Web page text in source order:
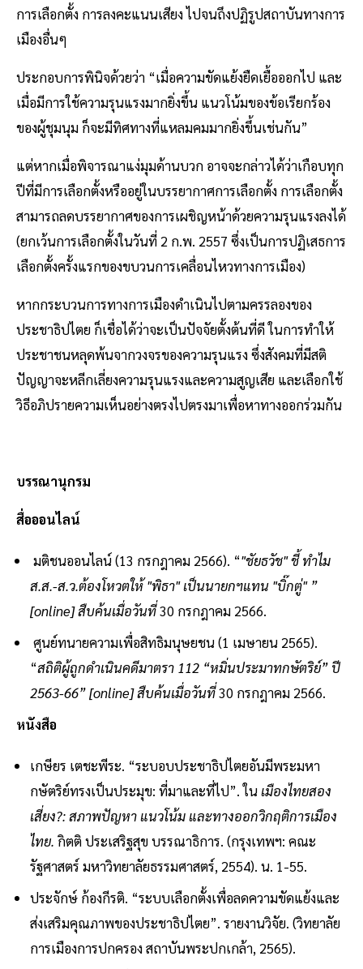
การเลือกตั้ง การลงคะแนนเสียง ไปจนถึงปฏิรูปสถาบันทางการ
เมืองอื่นๆ
ประกอบการพินิจด้วยว่า “เมื่อความขัดแย้งยืดเยื้อออกไป และ
เมื่อมีการใช้ความรุนแรงมากยิ่งขึ้น แนวโน้มของข้อเรียกร้อง
ของผู้ชุมนุม ก็จะมีทิศทางที่แหลมคมมากยิ่งขึ้นเช่นกัน”
แต่หากเมื่อพิจารณาแง่มุมด้านบวก อาจจะกล่าวได้ว่าเกือบทุก
ปีที่มีการเลือกตั้งหรืออยู่ในบรรยากาศการเลือกตั้ง การเลือกตั้ง
สามารถลดบรรยากาศของการเผชิญหน้าด้วยความรุนแรงลงได้
(ยกเว้นการเลือกตั้งในวันที่ 2 ก.พ. 2557 ซึ่งเป็นการปฏิเสธการ
เลือกตั้งครั้งแรกของขบวนการเคลื่อนไหวทางการเมือง)
หากกระบวนการทางการเมืองดำเนินไปตามครรลองของ
ประชาธิปไตย ก็เชื่อได้ว่าจะเป็นปัจจัยตั้งต้นที่ดี ในการทำให้
ประชาชนหลุดพ้นจากวงจรของความรุนแรง ซึ่งสังคมที่มีสติ
ปัญญาจะหลีกเลี่ยงความรุนแรงและความสูญเสีย และเลือกใช้
วิธีอภิปรายความเห็นอย่างตรงไปตรงมาเพื่อหาทางออกร่วมกัน
บรรณานุกรม
สื่อออนไลน์
มติชนออนไลน์ (13 กรกฎาคม 2566). “"ชัยธวัช" ชี้ ทำไม
ส.ส.-ส.ว.ต้องโหวตให้ "พิธา" เป็นนายกฯแทน "บิ๊กตู่" ”
[online] สืบค้นเมื่อวันที่30 กรกฎาคม 2566.
ศูนย์ทนายความเพื่อสิทธิมนุษยชน (1 เมษายน 2565).
“สถิติผู้ถูกดำเนินคดีมาตรา 112 “หมิ่นประมาทกษัตริย์” ปี
2563-66” [online] สืบค้นเมื่อวันที่30 กรกฎาคม 2566.
หนังสือ
เกษียร เตชะพีระ. “ระบอบประชาธิปไตยอันมีพระมหา
กษัตริย์ทรงเป็นประมุข: ที่มาและที่ไป”. ในเมืองไทยสอง
เสี่ยง?: สภาพปัญหา แนวโน้ม และทางออกวิกฤติการเมือง
ไทย. กิตติ ประเสริฐสุข บรรณาธิการ. (กรุงเทพฯ: คณะ
รัฐศาสตร์ มหาวิทยาลัยธรรมศาสตร์, 2554). น. 1-55.
ประจักษ์ ก้องกีรติ. “ระบบเลือกตั้งเพื่อลดความขัดแย้งและ
ส่งเสริมคุณภาพของประชาธิปไตย”. รายงานวิจัย. (วิทยาลัย
การเมืองการปกครอง สถาบันพระปกเกล้า, 2565).